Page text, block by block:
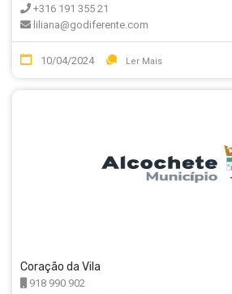
+316 191 355 21
liliana@godiferente.com
10/04/2024 Ler Mais
Coração da Vila
918 990 902